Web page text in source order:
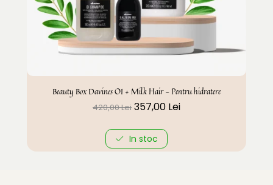
Beauty Box Davines OI + Milk Hair - Pentru hidratere
420,00 Lei 357,00 Lei
In stoc